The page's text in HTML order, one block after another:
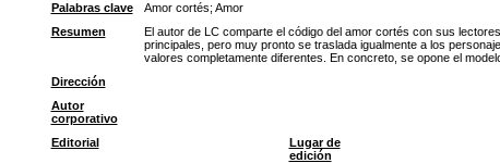
Palabras clave
Amor cortés; Amor
Resumen
El autor de LC comparte el código del amor cortés con sus
principales, pero muy pronto se traslada igualmente a los
valores completamente diferentes. En concreto, se opone el
Dirección
Autor
corporativo
Editorial
Lugar de
edición